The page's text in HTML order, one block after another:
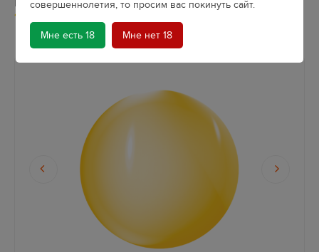
Главная Крафтовое пиво Пивоварни
Zavod
совершеннолетия, то просим вас покинуть сайт.
Мне есть 18 Мне нет 18